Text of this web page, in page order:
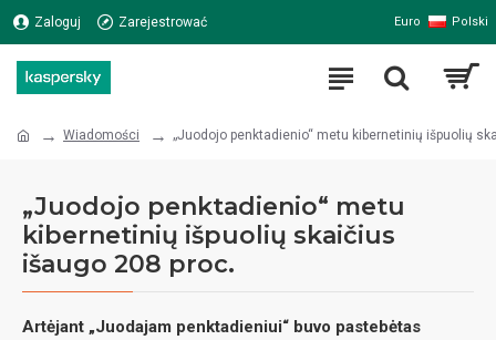
Zaloguj Zarejestrować Euro Polski
Wiadomości „Juodojo penktadienio“ metu kibernetinių išpuolių
„Juodojo penktadienio“ metu
kibernetinių išpuolių skaičius
išaugo 208 proc.
Artėjant „Juodajam penktadieniui“ buvo pastebėtas